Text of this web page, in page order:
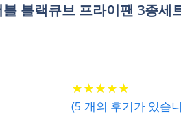
블랙큐브 프라이팬 3종세
★★★★★
★★★★★
(5 개의 후기가 있습